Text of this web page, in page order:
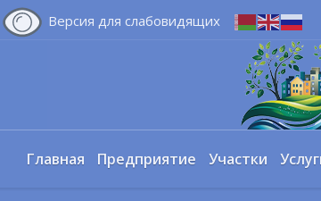
Версия для слабовидящих
Главная Предприятие Участки